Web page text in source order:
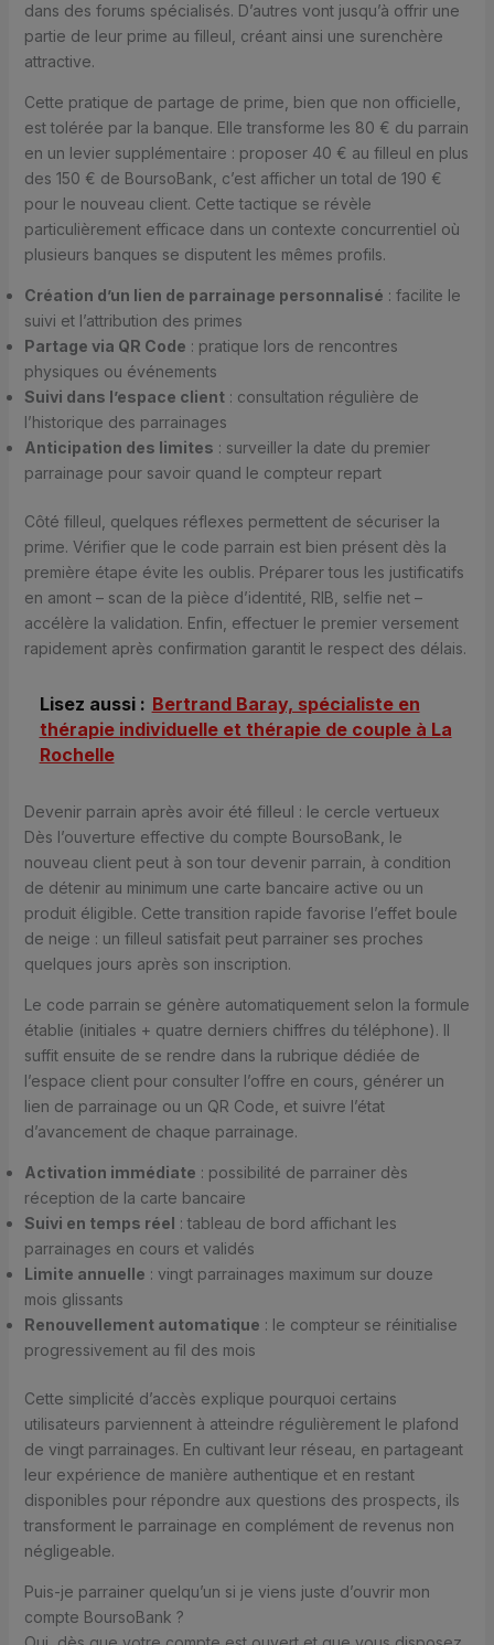
dans des forums spécialisés. D’autres vont jusqu’à offrir une
partie de leur prime au filleul, créant ainsi une surenchère
attractive.
Cette pratique de partage de prime, bien que non officielle,
est tolérée par la banque. Elle transforme les 80 € du parrain
en un levier supplémentaire : proposer 40 € au filleul en plus
des 150 € de BoursoBank, c’est afficher un total de 190 €
pour le nouveau client. Cette tactique se révèle
particulièrement efficace dans un contexte concurrentiel où
plusieurs banques se disputent les mêmes profils.
Création d’un lien de parrainage personnalisé : facilite le
suivi et l’attribution des primes
Partage via QR Code : pratique lors de rencontres
physiques ou événements
Suivi dans l’espace client: consultation régulière de
l’historique des parrainages
Anticipation des limites : surveiller la date du premier
parrainage pour savoir quand le compteur repart
Côté filleul, quelques réflexes permettent de sécuriser la
prime. Vérifier que le code parrain est bien présent dès la
première étape évite les oublis. Préparer tous les justificatifs
en amont – scan de la pièce d’identité, RIB, selfie net –
accélère la validation. Enfin, effectuer le premier versement
rapidement après confirmation garantit le respect des délais.
Lisez aussi : Bertrand Baray, spécialiste en
thérapie individuelle et thérapie de couple à La
Rochelle
Devenir parrain après avoir été filleul : le cercle vertueux
Dès l’ouverture effective du compte BoursoBank, le
nouveau client peut à son tour devenir parrain, à condition
de détenir au minimum une carte bancaire active ou un
produit éligible. Cette transition rapide favorise l’effet boule
de neige : un filleul satisfait peut parrainer ses proches
quelques jours après son inscription.
Le code parrain se génère automatiquement selon la formule
établie (initiales + quatre derniers chiffres du téléphone). Il
suffit ensuite de se rendre dans la rubrique dédiée de
l’espace client pour consulter l’offre en cours, générer un
lien de parrainage ou un QR Code, et suivre l’état
d’avancement de chaque parrainage.
Activation immédiate : possibilité de parrainer dès
réception de la carte bancaire
Suivi en temps réel : tableau de bord affichant les
parrainages en cours et validés
Limite annuelle : vingt parrainages maximum sur douze
mois glissants
Renouvellement automatique : le compteur se réinitialise
progressivement au fil des mois
Cette simplicité d’accès explique pourquoi certains
utilisateurs parviennent à atteindre régulièrement le plafond
de vingt parrainages. En cultivant leur réseau, en partageant
leur expérience de manière authentique et en restant
disponibles pour répondre aux questions des prospects, ils
transforment le parrainage en complément de revenus non
négligeable.
Puis-je parrainer quelqu’un si je viens juste d’ouvrir mon
compte BoursoBank ?